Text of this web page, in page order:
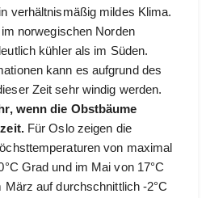
verhältnismäßig mildes Klima.
norwegischen Norden
kühler als im Süden.
kann es aufgrund des
Zeit sehr windig werden.
wenn die Obstbäume
Für Oslo zeigen die
von maximal
Grad und im Mai von 17°C
auf durchschnittlich -2°C